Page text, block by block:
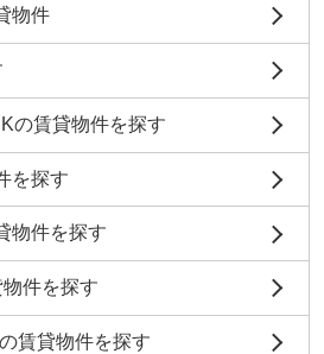
物件
の賃貸物件を探す
を探す
物件を探す
件を探す
賃貸物件を探す